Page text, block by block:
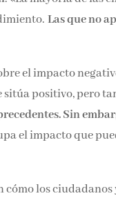
Las que no
el impacto
sitúa positivo, pero
Sin
el impacto que
cómo los